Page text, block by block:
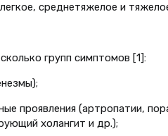
среднетяжелое и
групп симптомов [1]:
проявления (артропатии,
холангит и др.);